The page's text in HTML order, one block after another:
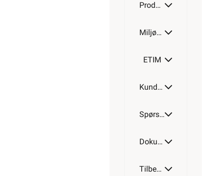
Produktdetaljer
Miljøparametere
ETIM
Kundeomtale
Spørsmål og svar
Dokumentasjon
Tilbehør